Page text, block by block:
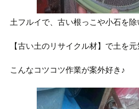
土フルイで、古い根っこや小石を除
【古い土のリサイクル材】で土を
こんなコツコツ作業が案外好き♪